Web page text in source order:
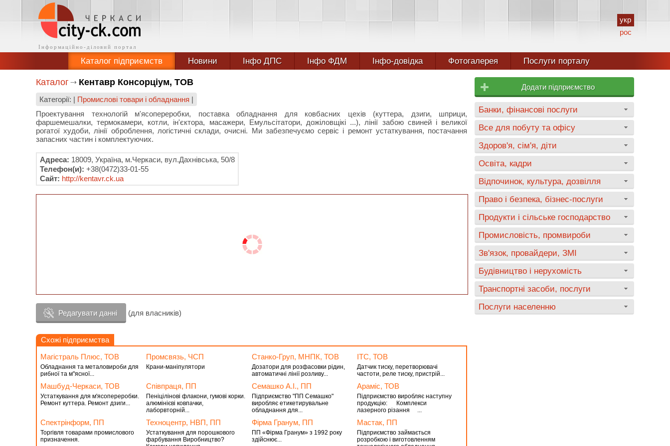
укр
рос
Каталог підприємств Новини Інфо ДПС Інфо ФДМ Інфо-довідка Фотогалерея Послуги порталу
Каталог Кентавр Консорціум, ТОВ
Категорії: | Промислові товари і обладнання |
Проектування технологій м'ясопереробки, поставка обладнання для ковбасних цехів (куттера, дзиги, шприци,
фаршемешалки, термокамери, котли, ін'єктора, масажери, Емульсітатори, дожіловщікі ...), лінії забою свиней і великої
рогатої худоби, лінії оброблення, логістичні склади, очисні. Ми забезпечуємо сервіс і ремонт устаткування, постачання
запасних частин і комплектуючих.
Адреса: 18009, Україна, м.Черкаси, вул.Дахнівська, 50/8
Телефон(и): +38(0472)33-01-55
Сайт: http://kentavr.ck.ua
Редагувати данні (для власників)
Схожі підприємства
Магістраль Плюс, ТОВ
Обладнання та металовироби для
рибної та м"ясної...
Промсвязь, ЧСП
Крани-маніпулятори
Станко-Груп, МНПК, ТОВ
Дозатори для розфасовки рідин,
автоматичні лінії розливу...
ІТС, ТОВ
Датчик тиску, перетворювачі
частоти, реле тиску, пристрій...
Машбуд-Черкаси, ТОВ
Устаткування для м'ясопереробки.
Ремонт куттера. Ремонт дзиги...
Співпраця, ПП
Пеніцілінові флакони, гумові корки.
алюмінієві ковпачки,
лаборвторній...
Семашко А.І., ПП
Підприємство "ПП Семашко"
виробляє етикетирувальне
обладнання для...
Араміс, ТОВ
Підприємство виробляє наступну
продукцію: Комплекси
лазерного різання ...
Спектрінформ, ПП
Торгівля товарами промислового
призначення.
Техноцентр, НВП, ПП
Устаткування для порошкового
фарбування Виробництво?
Фірма Гранум, ПП
ПП «Фірма Гранум» з 1992 року
здійснює...
Мастак, ПП
Підприємство займається
розробкою і виготовленням
Додати підприємство
Банки, фінансові послуги
Все для побуту та офісу
Здоров'я, сім'я, діти
Освіта, кадри
Відпочинок, культура, дозвілля
Право і безпека, бізнес-послуги
Продукти і сільське господарство
Промисловість, промвироби
Зв'язок, провайдери, ЗМІ
Будівництво і нерухомість
Транспортні засоби, послуги
Послуги населенню